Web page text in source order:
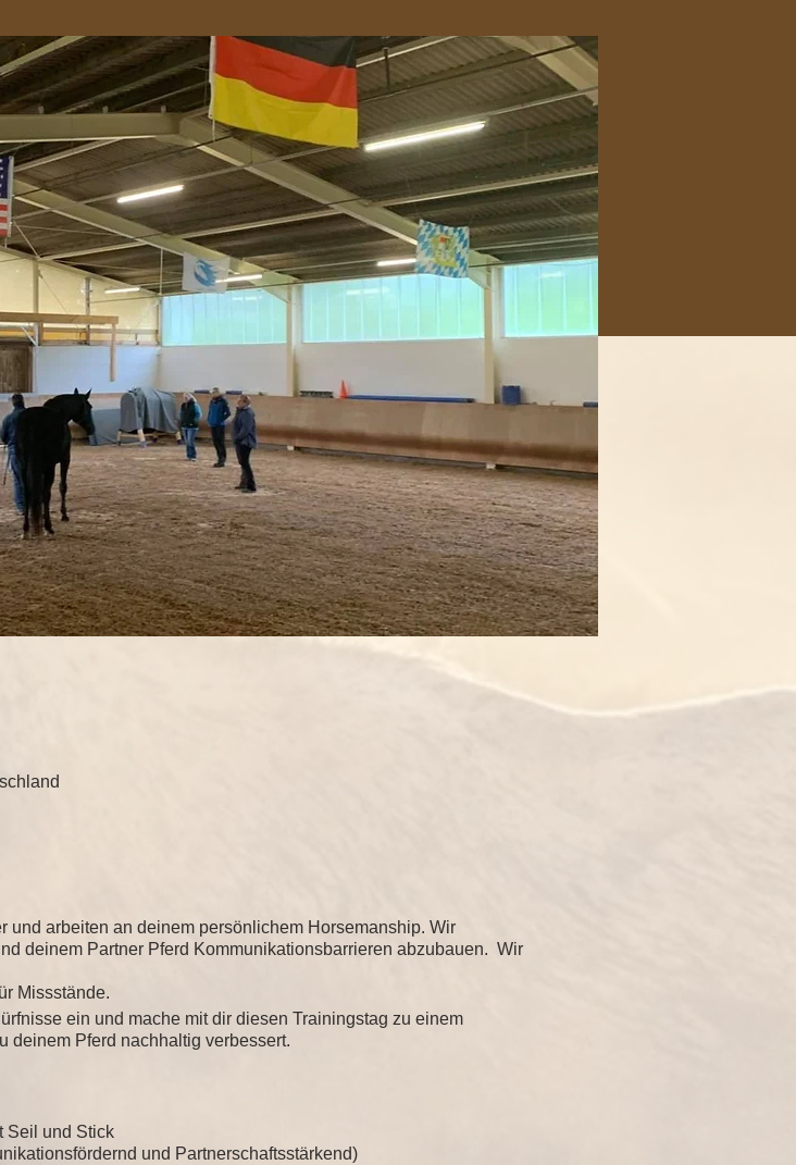
arbeiten an deinem persönlichem Horsemanship. Wir
deinem Partner Pferd Kommunikationsbarrieren abzubauen. Wir
Missstände.
ein und mache mit dir diesen Trainingstag zu einem
deinem Pferd nachhaltig verbessert.
Seil und Stick
und Partnerschaftsstärkend)